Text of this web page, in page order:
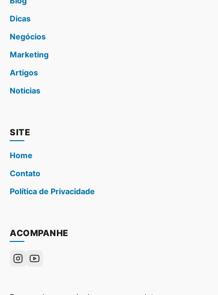
Dicas
Negócios
Marketing
Artigos
Noticias
SITE
Home
Contato
Política de Privacidade
ACOMPANHE